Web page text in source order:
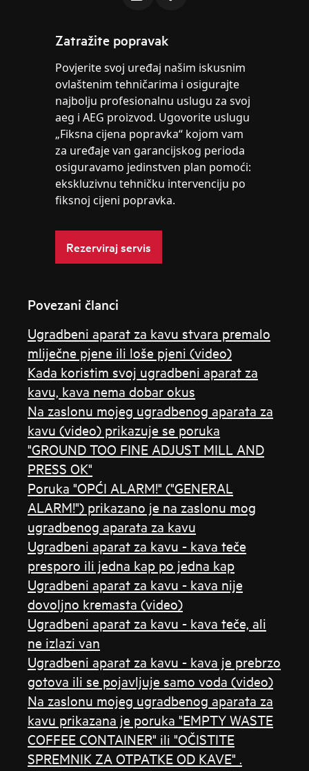
Zatražite popravak
Povjerite svoj uređaj našim iskusnim
ovlaštenim tehničarima i osigurajte
najbolju profesionalnu uslugu za svoj
aeg i AEG proizvod. Ugovorite uslugu
„Fiksna cijena popravka“ kojom vam
za uređaje van garancijskog perioda
osiguravamo jedinstven plan pomoći:
ekskluzivnu tehničku intervenciju po
fiksnoj cijeni popravka.
Rezerviraj servis
Povezani članci
Ugradbeni aparat za kavu stvara premalo
mliječne pjene ili loše pjeni (video)
Kada koristim svoj ugradbeni aparat za
kavu, kava nema dobar okus
Na zaslonu mojeg ugradbenog aparata za
kavu (video) prikazuje se poruka
"GROUND TOO FINE ADJUST MILL AND
PRESS OK"
Poruka "OPĆI ALARM!" ("GENERAL
ALARM!") prikazano je na zaslonu mog
ugradbenog aparata za kavu
Ugradbeni aparat za kavu - kava teče
presporo ili jedna kap po jedna kap
Ugradbeni aparat za kavu - kava nije
dovoljno kremasta (video)
Ugradbeni aparat za kavu - kava teče, ali
ne izlazi van
Ugradbeni aparat za kavu - kava je prebrzo
gotova ili se pojavljuje samo voda (video)
Na zaslonu mojeg ugradbenog aparata za
kavu prikazana je poruka "EMPTY WASTE
COFFEE CONTAINER" ili "OČISTITE
SPREMNIK ZA OTPATKE OD KAVE" .